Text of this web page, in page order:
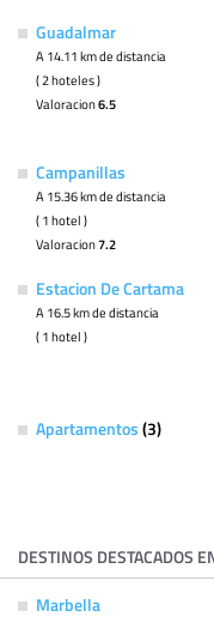
Guadalmar
A 14.11 km de distancia
( 2 hoteles )
Valoracion6.5
Campanillas
A 15.36 km de distancia
( 1 hotel )
Valoracion7.2
Estacion De Cartama
A 16.5 km de distancia
( 1 hotel )
Apartamentos (3)
DESTINOS DESTACADOS
Marbella